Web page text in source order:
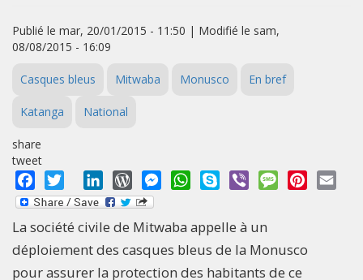
Publié le mar, 20/01/2015 - 11:50 | Modifié le sam,
08/08/2015 - 16:09
Casques bleus Mitwaba Monusco En bref
Katanga National
share
tweet
Facebook
Twitter LinkedInWordPressMessengerWhatsApp
Skype Viber MessagePinterest
La société civile de Mitwaba appelle à un
déploiement des casques bleus de la Monusco
pour assurer la protection des habitants de ce